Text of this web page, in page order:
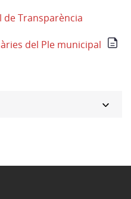
de Transparència
del Ple municipal